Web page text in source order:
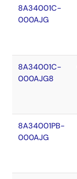
8A34001C-
000AJG
8A34001C-
000AJG8
8A34001PB-
000AJG